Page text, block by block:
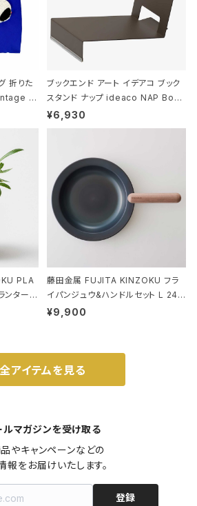
折りた
P
mid 84
ブックエンド アート イデアコ ブック
スタンド ナップ ideaco NAP Book
stand ブラウン
¥6,930
PLA
ターポ
藤田金属 FUJITA KINZOKU フラ
イパンジュウ&ハンドルセット L 24c
m ガス火・IH対応 鉄フライパン ウォ
¥9,900
全アイテムを見る
ルマガジンを受け取る
やキャンペーンなどの
報をお届けいたします。
登録